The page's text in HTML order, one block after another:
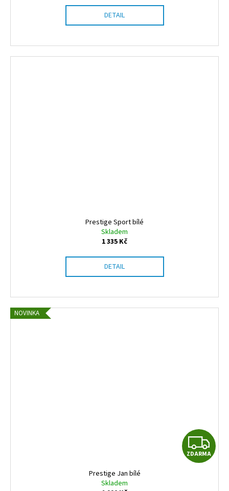
DETAIL
Prestige Sport bílé
Skladem
1 335 Kč
DETAIL
NOVINKA
Z
D
ZDARMA
Prestige Jan bílé
Skladem